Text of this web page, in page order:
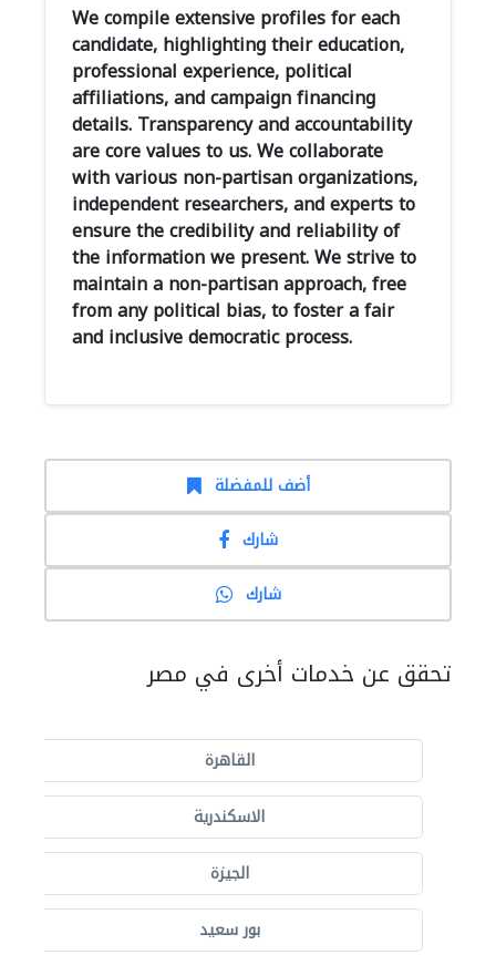
We compile extensive profiles for each
candidate, highlighting their education,
professional experience, political
affiliations, and campaign financing
details. Transparency and accountability
are core values to us. We collaborate
with various non-partisan organizations,
independent researchers, and experts to
ensure the credibility and reliability of
the information we present. We strive to
maintain a non-partisan approach, free
from any political bias, to foster a fair
and inclusive democratic process.
أضف للمفضلة
شارك
شارك
تحقق عن خدمات أخرى في مصر
القاهرة
الاسكندرية
الجيزة
بور سعيد